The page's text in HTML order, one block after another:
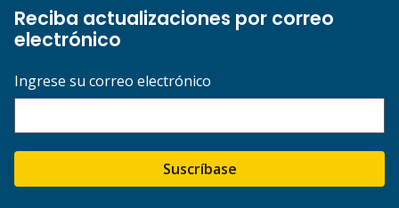
Reciba actualizaciones por correo
electrónico
Ingrese su correo electrónico
Suscríbase